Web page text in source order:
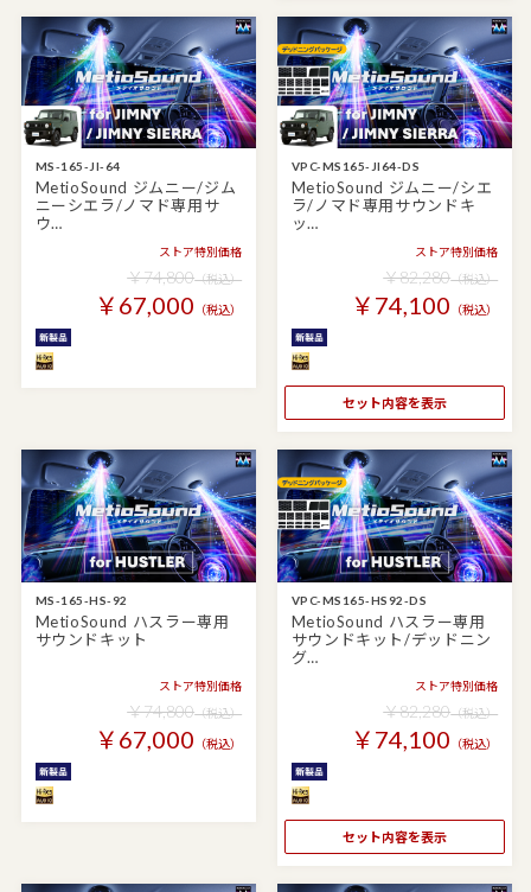
MS-165-JI-64
MetioSound ジムニー/ジム
ニーシエラ/ノマド専用サ
ウ…
ストア特別価格
￥74,800（税込）
￥67,000 （税込）
VPC-MS165-JI64-DS
MetioSound ジムニー/シエ
ラ/ノマド専用サウンドキ
ッ…
ストア特別価格
￥82,280（税込）
￥74,100 （税込）
セット内容を表示
MS-165-HS-92
MetioSound ハスラー専用
サウンドキット
ストア特別価格
￥74,800（税込）
￥67,000 （税込）
VPC-MS165-HS92-DS
MetioSound ハスラー専用
サウンドキット/デッドニン
グ…
ストア特別価格
￥82,280（税込）
￥74,100 （税込）
セット内容を表示